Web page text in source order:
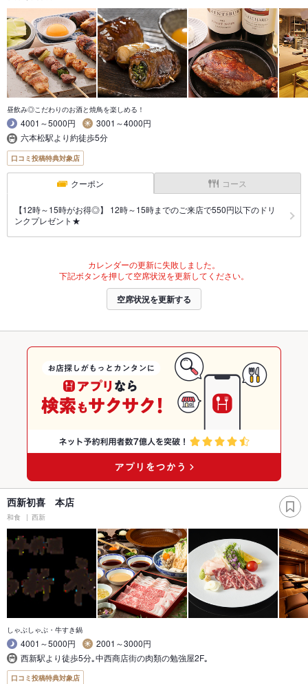
昼飲み◎こだわりのお酒と焼鳥を楽しめる！
4001～5000円
3001～4000円
六本松駅より約徒歩5分
口コミ投稿特典対象店
クーポン コース
【12時～15時がお得◎】 12時～15時までのご来店で550円以下のドリ
ンクプレゼント★
カレンダーの更新に失敗しました。
下記ボタンを押して空席状況を更新してください。
空席状況を更新する
西新初喜 本店
和食 西新
しゃぶしゃぶ・牛すき鍋
4001～5000円
2001～3000円
西新駅より徒歩5分｡中西商店街の肉類の勉強屋2F｡
口コミ投稿特典対象店